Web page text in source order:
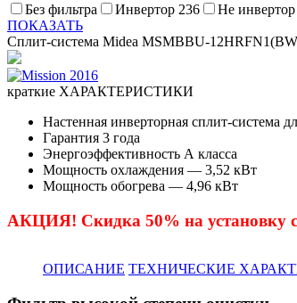
Без фильтра Инвертор 236 Не инвертор
ПОКАЗАТЬ
Сплит-система Midea MSMBBU-
краткие ХАРАКТЕРИСТИКИ
Настенная инверторная сплит-система
Гарантия 3 года
Энергоэффективность А класса
Мощность охлаждения — 3,52 кВт
Мощность обогрева — 4,96 кВт
АКЦИЯ! Скидка 50% на установку
ОПИСАНИЕ ТЕХНИЧЕСКИЕ